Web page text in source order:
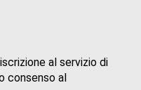
al servizio di
consenso al